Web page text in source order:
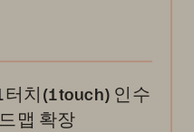
치(1touch) 인수
맵 확장